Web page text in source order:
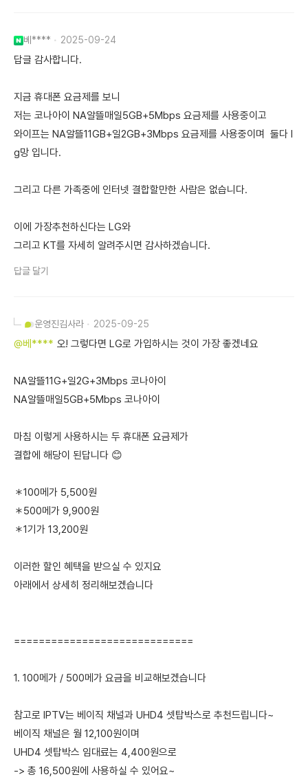
베**** 2025-09-24
답글 감사합니다.
지금 휴대폰 요금제를 보니
저는 코나아이 NA알뜰매일5GB+5Mbps 요금제를 사용중이고
와이프는 NA알뜰11GB+일2GB+3Mbps 요금제를 사용중이며 둘다 l
g망 입니다.
그리고 다른 가족중에 인터넷 결합할만한 사람은 없습니다.
이에 가장추천하신다는 LG와
그리고 KT를 자세히 알려주시면 감사하겠습니다.
답글 달기
운영진김사라 2025-09-25
@베**** 오! 그렇다면 LG로 가입하시는 것이 가장 좋겠네요
NA알뜰11G+일2G+3Mbps 코나아이
NA알뜰매일5GB+5Mbps 코나아이
마침 이렇게 사용하시는 두 휴대폰 요금제가
결합에 해당이 된답니다 😊
＊100메가 5,500원
＊500메가 9,900원
＊1기가 13,200원
이러한 할인 혜택을 받으실 수 있지요
아래에서 상세히 정리해보겠습니다
=============================
1. 100메가 / 500메가 요금을 비교해보겠습니다
참고로 IPTV는 베이직 채널과 UHD4 셋탑박스로 추천드립니다~
베이직 채널은 월 12,100원이며
UHD4 셋탑박스 임대료는 4,400원으로
-> 총 16,500원에 사용하실 수 있어요~